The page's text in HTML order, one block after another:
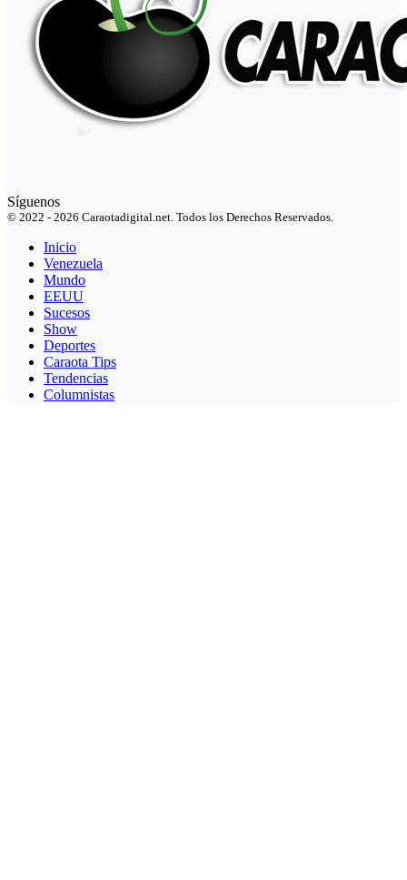
Síguenos
© 2022 - 2026 Caraotadigital.net. Todos los Derechos Reservados.
Inicio
Venezuela
Mundo
EEUU
Sucesos
Show
Deportes
Caraota Tips
Tendencias
Columnistas